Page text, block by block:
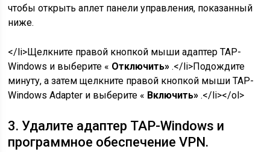
чтобы открыть аплет панели управления, показанный
ниже.
</li>Щелкните правой кнопкой мыши адаптер TAP-
Windows и выберите « Отключить» .</li>Подождите
минуту, а затем щелкните правой кнопкой мыши TAP-
Windows Adapter и выберите « Включить» .</li></ol>
3. Удалите адаптер TAP-Windows и
программное обеспечение VPN.